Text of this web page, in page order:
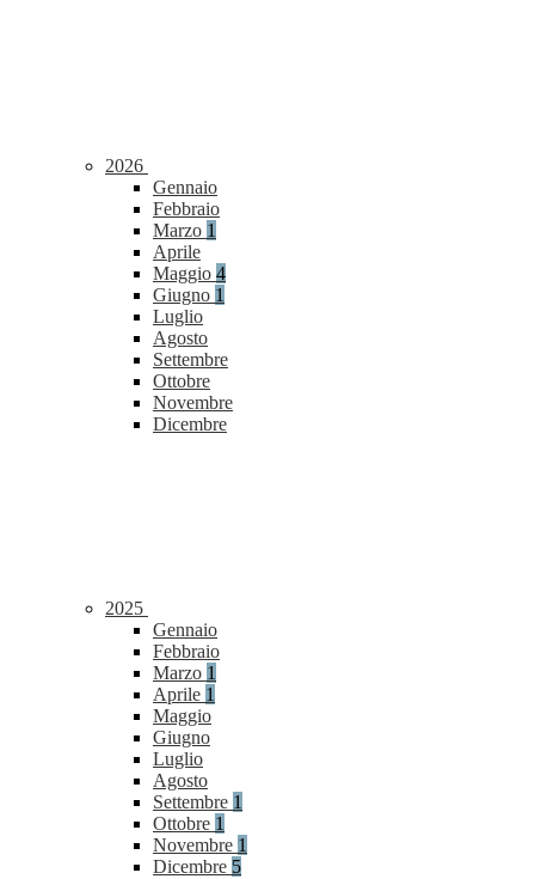
2026
Gennaio
Febbraio
Marzo 1
Aprile
Maggio 4
Giugno 1
Luglio
Agosto
Settembre
Ottobre
Novembre
Dicembre
2025
Gennaio
Febbraio
Marzo 1
Aprile 1
Maggio
Giugno
Luglio
Agosto
Settembre 1
Ottobre 1
Novembre 1
Dicembre 5